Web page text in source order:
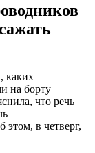
каких
на борту
что речь
в четверг,